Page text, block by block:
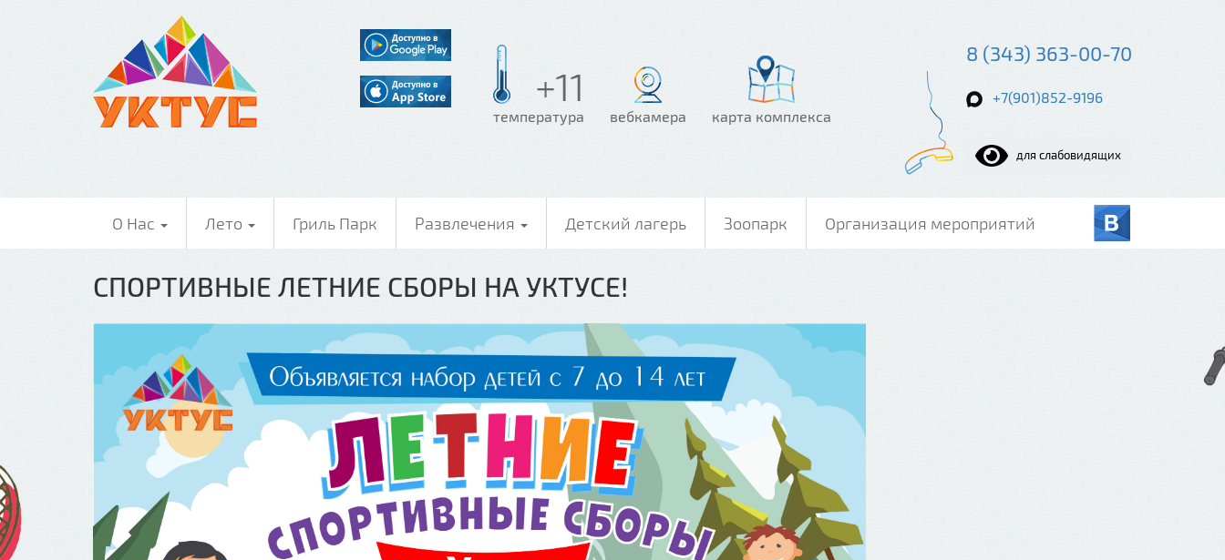
+11
температура вебкамера карта комплекса
8 (343) 363-00-70
+7(901)852-9196
для слабовидящих
О Нас Лето Гриль Парк Развлечения Детский лагерь Зоопарк Организация мероприятий
СПОРТИВНЫЕ ЛЕТНИЕ СБОРЫ НА УКТУСЕ!